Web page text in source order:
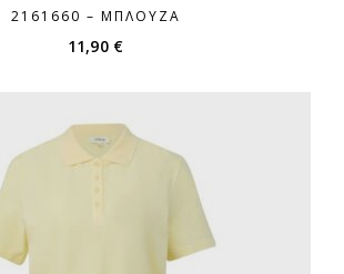
2161660 – ΜΠΛΟΎΖΑ
11,90 €